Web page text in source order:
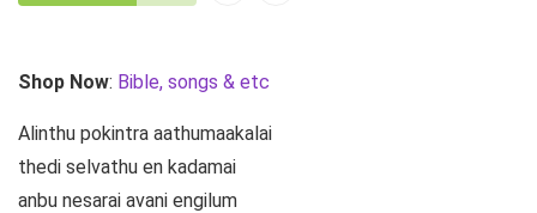
Shop Now: Bible, songs & etc
Alinthu pokintra aathumaakalai
thedi selvathu en kadamai
anbu nesarai avani engilum